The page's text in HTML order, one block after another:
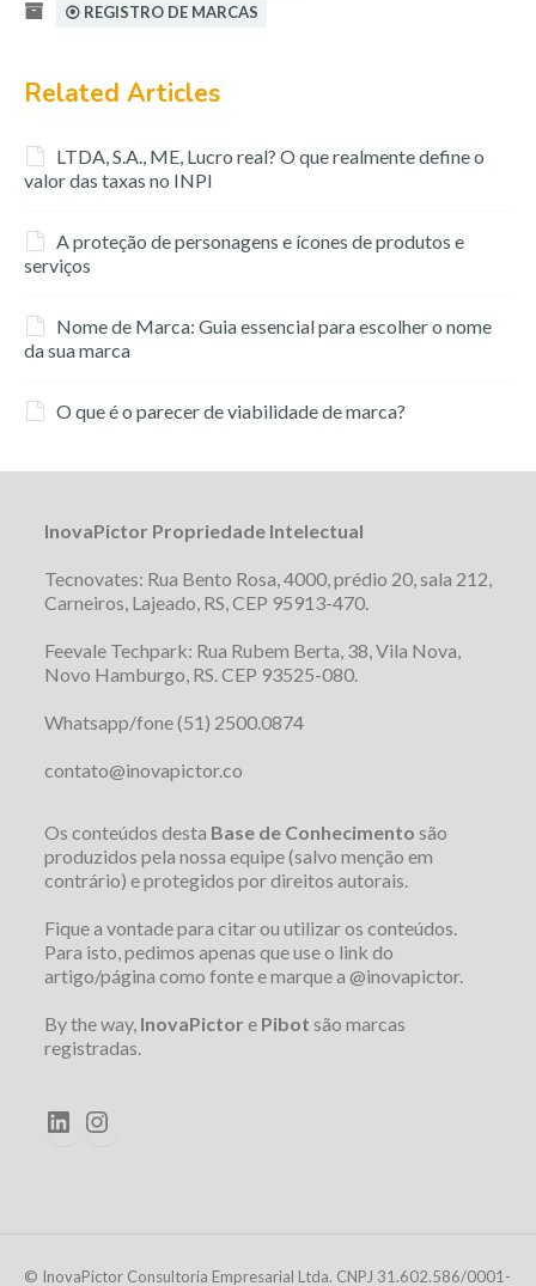
⦿ REGISTRO DE MARCAS
Related Articles
LTDA, S.A., ME, Lucro real? O que realmente define o
valor das taxas no INPI
A proteção de personagens e ícones de produtos e
serviços
Nome de Marca: Guia essencial para escolher o nome
da sua marca
O que é o parecer de viabilidade de marca?
InovaPictor Propriedade Intelectual
Tecnovates: Rua Bento Rosa, 4000, prédio 20, sala 212,
Carneiros, Lajeado, RS, CEP 95913-470.
Feevale Techpark: Rua Rubem Berta, 38, Vila Nova,
Novo Hamburgo, RS. CEP 93525-080.
Whatsapp/fone (51) 2500.0874
contato@inovapictor.co
Os conteúdos desta Base de Conhecimento são
produzidos pela nossa equipe (salvo menção em
contrário) e protegidos por direitos autorais.
Fique a vontade para citar ou utilizar os conteúdos.
Para isto, pedimos apenas que use o link do
artigo/página como fonte e marque a @inovapictor.
By the way, InovaPictor e Pibot são marcas
registradas.
LinkedIn
Instagram
© InovaPictor Consultoria Empresarial Ltda. CNPJ 31.602.586/0001-